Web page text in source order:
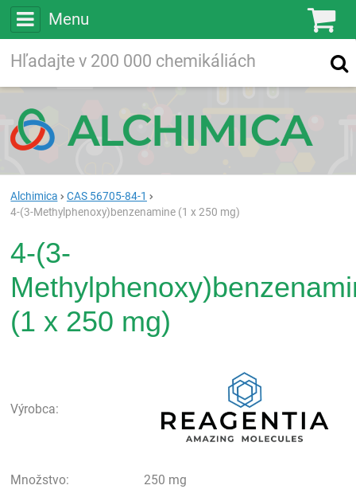
Menu
Vyhľadávanie
Alchimica
CAS 56705-84-1
4-(3-Methylphenoxy)benzenamine (1 x 250 mg)
4-(3-
(1 x 250 mg)
Výrobca:
Množstvo:
250 mg